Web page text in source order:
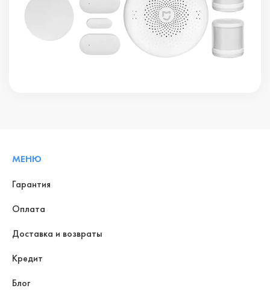
МЕНЮ
Гарантия
Оплата
Доставка и возвраты
Кредит
Блог